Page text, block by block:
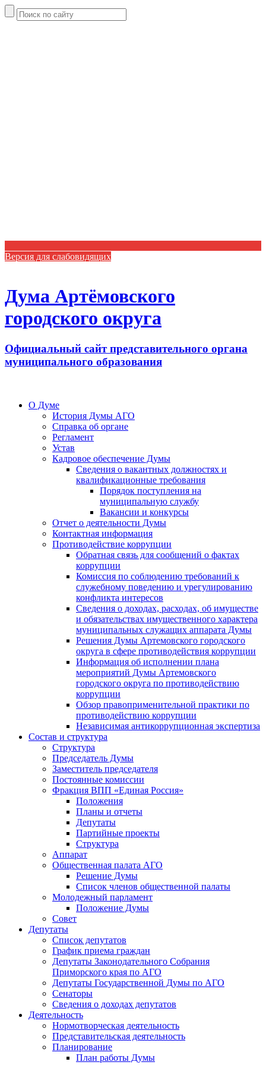
Версия для слабовидящих
Дума Артёмовского
городского округа
Официальный сайт представительного органа
муниципального образования
О Думе
История Думы АГО
Справка об органе
Регламент
Устав
Кадровое обеспечение Думы
Сведения о вакантных должностях и
квалификационные требования
Порядок поступления на
муниципальную службу
Вакансии и конкурсы
Отчет о деятельности Думы
Контактная информация
Противодействие коррупции
Обратная связь для сообщений о фактах
коррупции
Комиссия по соблюдению требований к
служебному поведению и урегулированию
конфликта интересов
Сведения о доходах, расходах, об имуществе
и обязательствах имущественного характера
муниципальных служащих аппарата Думы
Решения Думы Артемовского городского
округа в сфере противодействия коррупции
Информация об исполнении плана
мероприятий Думы Артемовского
городского округа по противодействию
коррупции
Обзор правоприменительной практики по
противодействию коррупции
Независимая антикоррупционная экспертиза
Состав и структура
Структура
Председатель Думы
Заместитель председателя
Постоянные комиссии
Фракция ВПП «Единая Россия»
Положения
Планы и отчеты
Депутаты
Партийные проекты
Структура
Аппарат
Общественная палата АГО
Решение Думы
Список членов общественной палаты
Молодежный парламент
Положение Думы
Совет
Депутаты
Список депутатов
График приема граждан
Депутаты Законодательного Собрания
Приморского края по АГО
Депутаты Государственной Думы по АГО
Сенаторы
Сведения о доходах депутатов
Деятельность
Нормотворческая деятельность
Представительская деятельность
Планирование
План работы Думы